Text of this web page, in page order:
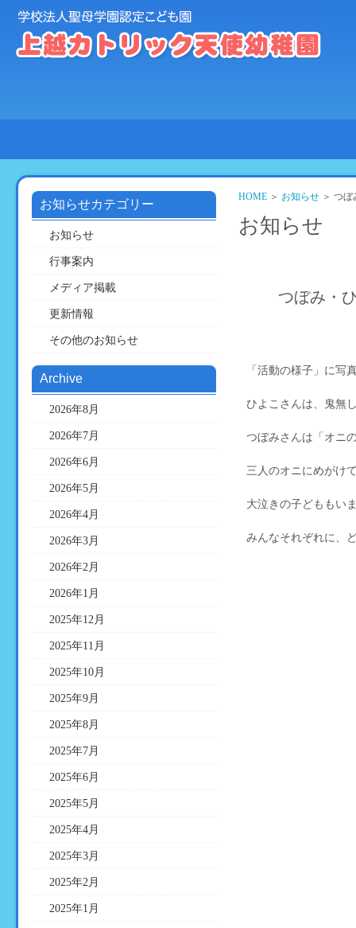
介
子
HOME ＞ お知らせ ＞ つ
お知らせ
つぼみ・
「活動の様子」に写
ひよこさんは、鬼無
つぼみさんは「オニ
三人のオニにめがけ
大泣きの子どももい
みんなそれぞれに、
お知らせカテゴリー
お知らせ
行事案内
メディア掲載
更新情報
その他のお知らせ
Archive
2026年8月
2026年7月
2026年6月
2026年5月
2026年4月
2026年3月
2026年2月
2026年1月
2025年12月
2025年11月
2025年10月
2025年9月
2025年8月
2025年7月
2025年6月
2025年5月
2025年4月
2025年3月
2025年2月
2025年1月